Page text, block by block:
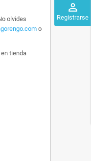
perm_identity
Registrarse
olvides
o
tienda